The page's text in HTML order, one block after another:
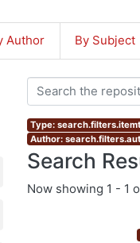
Author By Subject
Type:
Author:
Search
Now showing 1 - 1